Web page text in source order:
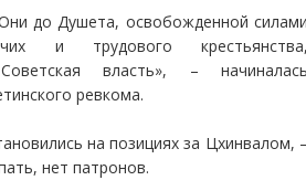
до Душета, освобожденной
и трудового
власть», –
ревкома.
на позициях за Цхинвалом,
нет патронов.